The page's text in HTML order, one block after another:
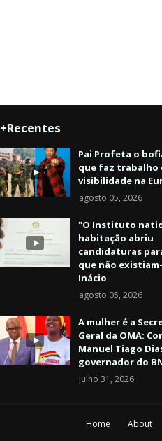
+Recentes
Pai Profeta o
que faz trabalho
visibilidade na
agosto 05, 2026
"O Instituto
habitação abriu
candidaturas
que não
Inácio
agosto 05, 2026
A mulher é a
Geral da OMA:
Manuel Tiago
governador do
julho 31, 2026
Home About